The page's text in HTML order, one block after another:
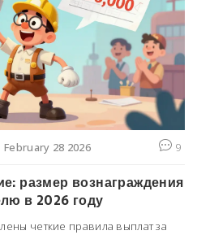
February 28 2026 9
размер вознаграждения
в 2026 году
четкие правила выплат за